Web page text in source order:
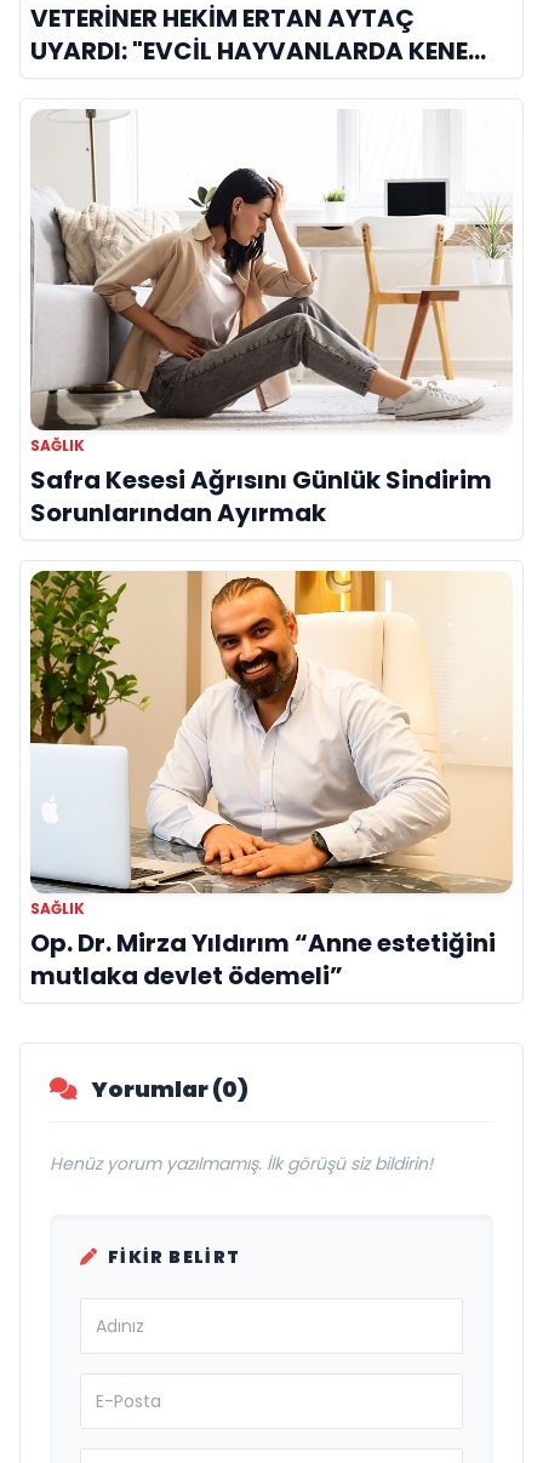
VETERİNER HEKİM ERTAN AYTAÇ
UYARDI: "EVCİL HAYVANLARDA KENE
KAYNAKLI KAN HASTALIKLARI BU AYDA
ZİRVE YAPIYOR!"
SAĞLIK
Safra Kesesi Ağrısını Günlük Sindirim
Sorunlarından Ayırmak
SAĞLIK
Op. Dr. Mirza Yıldırım “Anne estetiğini
mutlaka devlet ödemeli”
Yorumlar (0)
Henüz yorum yazılmamış. İlk görüşü siz bildirin!
FIKIR BELIRT